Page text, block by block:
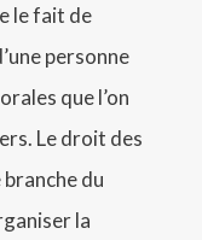
le fait de
personne
que l’on
Le droit des
du
la